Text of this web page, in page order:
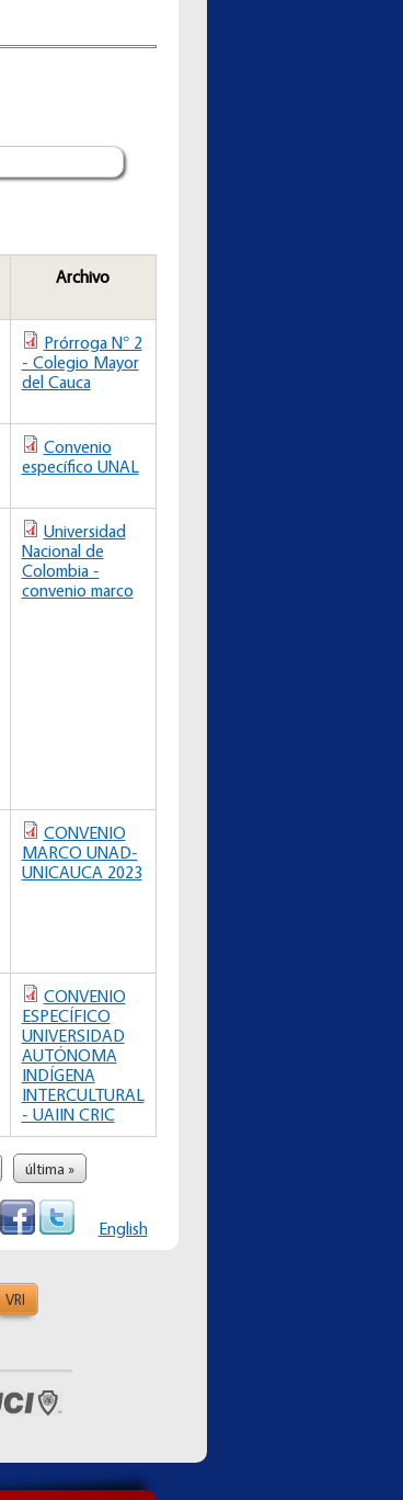
Archivo
Prórroga N° 2
- Colegio Mayor
del Cauca
Convenio
específico UNAL
Universidad
Nacional de
Colombia -
convenio marco
CONVENIO
MARCO UNAD-
UNICAUCA 2023
CONVENIO
ESPECÍFICO
UNIVERSIDAD
AUTÓNOMA
INDÍGENA
INTERCULTURAL
- UAIIN CRIC
última »
English
VRI